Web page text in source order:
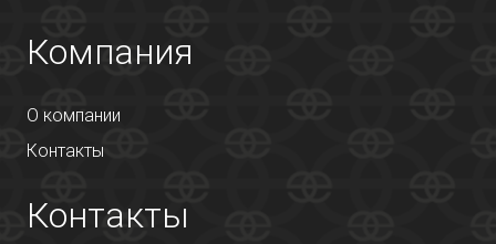
Компания
О компании
Контакты
Контакты